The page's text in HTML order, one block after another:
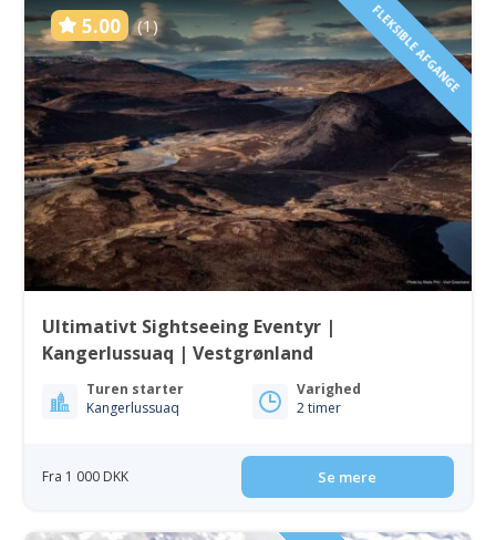
5.00 (1) FLEKSIBLE AFGANGE
Ultimativt Sightseeing Eventyr |
Kangerlussuaq | Vestgrønland
Turen starter
Kangerlussuaq
Varighed
2 timer
Fra 1 000 DKK Se mere